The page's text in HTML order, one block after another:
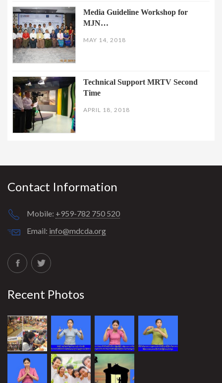
Media Guideline Workshop for
MJN…
MAY 14, 2018
Technical Support MRTV Second
Time
APRIL 18, 2018
Contact Information
Mobile: +959-782 750 520
Email: info@mdcda.org
Recent Photos